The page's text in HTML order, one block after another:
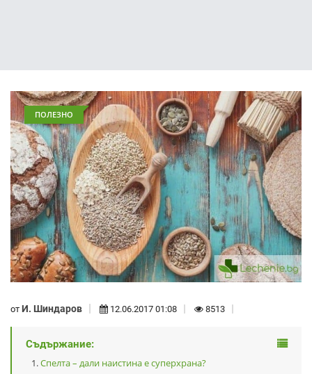
ПОЛЕЗНО
от И. Шиндаров 12.06.2017 01:08 8513
Съдържание:
Спелта – дали наистина е суперхрана?